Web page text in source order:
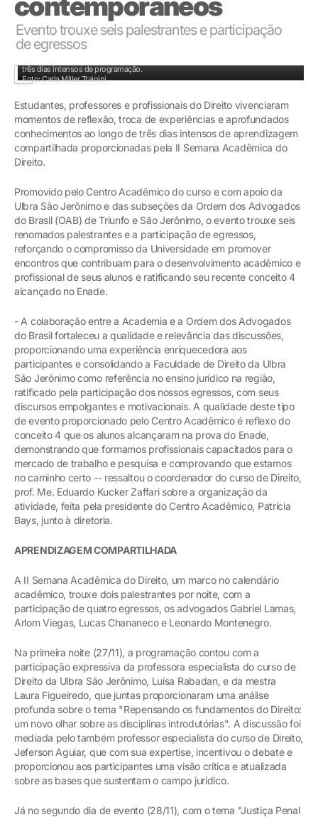
Evento trouxe seis palestrantes e participação
de egressos
três dias intensos de programação.
Foto: Carla Miller Trainini
Estudantes, professores e profissionais do Direito vivenciaram
momentos de reflexão, troca de experiências e aprofundados
conhecimentos ao longo de três dias intensos de aprendizagem
compartilhada proporcionadas pela II Semana Acadêmica do
Direito.
Promovido pelo Centro Acadêmico do curso e com apoio da
Ulbra São Jerônimo e das subseções da Ordem dos Advogados
do Brasil (OAB) de Triunfo e São Jerônimo, o evento trouxe seis
renomados palestrantes e a participação de egressos,
reforçando o compromisso da Universidade em promover
encontros que contribuam para o desenvolvimento acadêmico e
profissional de seus alunos e ratificando seu recente conceito 4
alcançado no Enade.
- A colaboração entre a Academia e a Ordem dos Advogados
do Brasil fortaleceu a qualidade e relevância das discussões,
proporcionando uma experiência enriquecedora aos
participantes e consolidando a Faculdade de Direito da Ulbra
São Jerônimo como referência no ensino jurídico na região,
ratificado pela participação dos nossos egressos, com seus
discursos empolgantes e motivacionais. A qualidade deste tipo
de evento proporcionado pelo Centro Acadêmico é reflexo do
conceito 4 que os alunos alcançaram na prova do Enade,
demonstrando que formamos profissionais capacitados para o
mercado de trabalho e pesquisa e comprovando que estamos
no caminho certo -- ressaltou o coordenador do curso de Direito,
prof. Me. Eduardo Kucker Zaffari sobre a organização da
atividade, feita pela presidente do Centro Acadêmico, Patrícia
Bays, junto à diretoria.
APRENDIZAGEM COMPARTILHADA
A II Semana Acadêmica do Direito, um marco no calendário
acadêmico, trouxe dois palestrantes por noite, com a
participação de quatro egressos, os advogados Gabriel Lamas,
Arlom Viegas, Lucas Chananeco e Leonardo Montenegro.
Na primeira noite (27/11), a programação contou com a
participação expressiva da professora especialista do curso de
Direito da Ulbra São Jerônimo, Luísa Rabadan, e da mestra
Laura Figueiredo, que juntas proporcionaram uma análise
profunda sobre o tema "Repensando os fundamentos do Direito:
um novo olhar sobre as disciplinas introdutórias". A discussão foi
mediada pelo também professor especialista do curso de Direito,
Jeferson Aguiar, que com sua expertise, incentivou o debate e
proporcionou aos participantes uma visão crítica e atualizada
sobre as bases que sustentam o campo jurídico.
Já no segundo dia de evento (28/11), com o tema "Justiça Penal